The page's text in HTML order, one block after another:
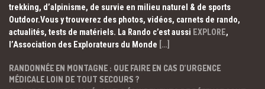
trekking, d’alpinisme, de survie en milieu naturel & de sports
Outdoor.Vous y trouverez des photos, vidéos, carnets de rando,
actualités, tests de matériels. La Rando c’est aussi EXPLORE,
l’Association des Explorateurs du Monde […]
RANDONNÉE EN MONTAGNE : QUE FAIRE EN CAS D’URGENCE
MÉDICALE LOIN DE TOUT SECOURS ?